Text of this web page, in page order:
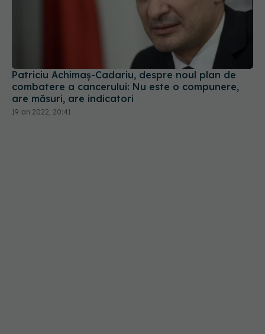
Patriciu Achimaș-Cadariu, despre noul plan de
combatere a cancerului: Nu este o compunere,
are măsuri, are indicatori
19 ian 2022, 20:41